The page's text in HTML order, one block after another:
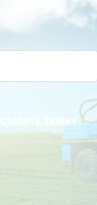
ОСТАВИТЬ ЗАЯВКУ